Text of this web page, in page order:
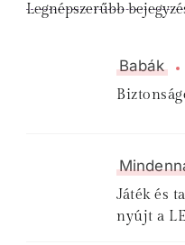
Legnépszerűbb
Babák
Játék és
nyújt a